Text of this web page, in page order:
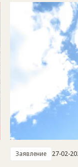
Заявление 27-02-